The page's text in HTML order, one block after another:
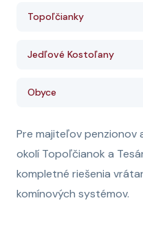
Topoľčianky
Jedľové Kostoľany
Obyce
Pre majiteľov penzionov
okolí Topoľčianok a
kompletné riešenia
komínových systémov.